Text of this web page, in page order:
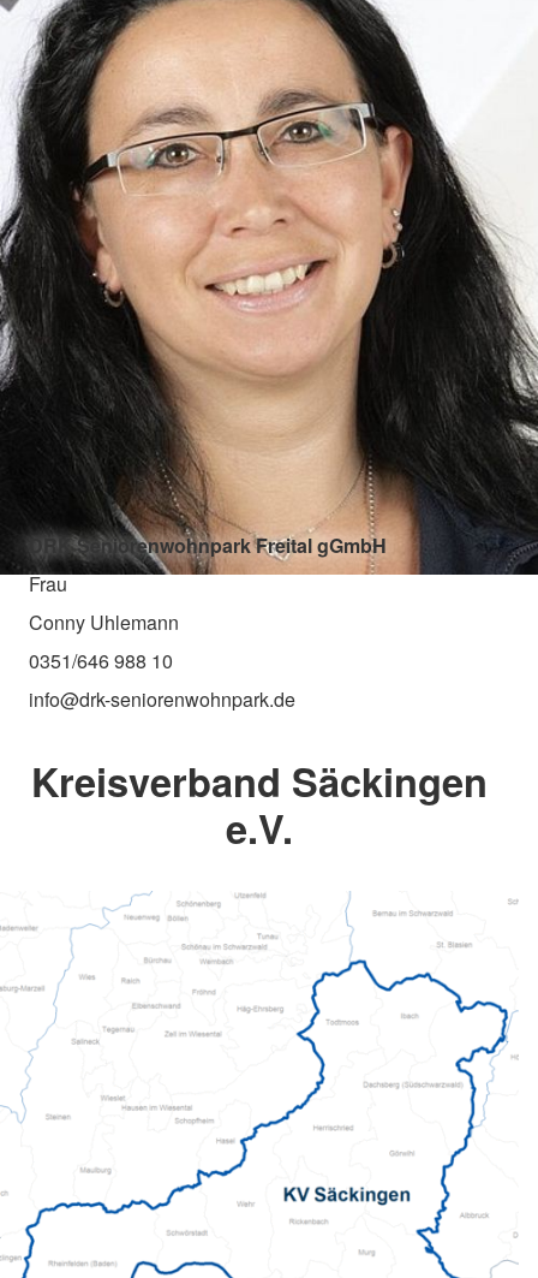
DRK Seniorenwohnpark Freital gGmbH
Frau
Conny Uhlemann
0351/646 988 10
info@drk-seniorenwohnpark.de
Kreisverband Säckingen
e.V.